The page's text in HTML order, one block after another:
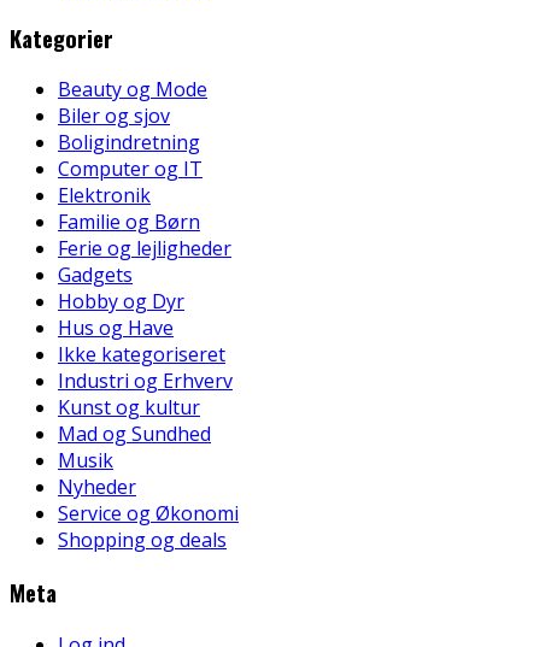
Kategorier
Beauty og Mode
Biler og sjov
Boligindretning
Computer og IT
Elektronik
Familie og Børn
Ferie og lejligheder
Gadgets
Hobby og Dyr
Hus og Have
Ikke kategoriseret
Industri og Erhverv
Kunst og kultur
Mad og Sundhed
Musik
Nyheder
Service og Økonomi
Shopping og deals
Meta